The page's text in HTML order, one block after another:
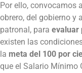
Por ello, convocamos
obrero, del gobierno y
patronal, para evaluar
existen las
la meta del 100 por
que el Salario Mínimo